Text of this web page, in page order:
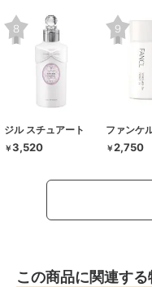
ジル スチュアート
￥3,520
ファンケ
￥2,750
この商品に関連する